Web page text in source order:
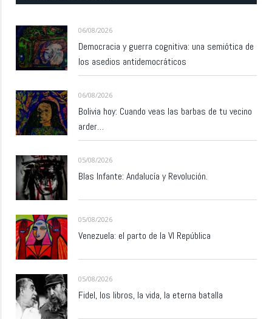
06/08/2026
Democracia y guerra cognitiva: una semiótica de
los asedios antidemocráticos
06/08/2026
Bolivia hoy: Cuando veas las barbas de tu vecino
arder…
05/08/2026
Blas Infante: Andalucía y Revolución.
05/08/2026
Venezuela: el parto de la VI República
05/08/2026
Fidel, los libros, la vida, la eterna batalla